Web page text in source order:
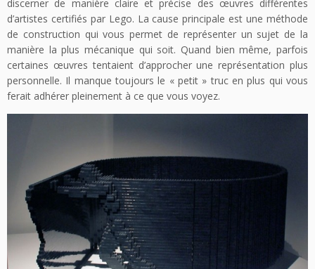
discerner de manière claire et précise des œuvres différentes
d’artistes certifiés par Lego. La cause principale est une méthode
de construction qui vous permet de représenter un sujet de la
manière la plus mécanique qui soit. Quand bien même, parfois
certaines œuvres tentaient d’approcher une représentation plus
personnelle. Il manque toujours le « petit » truc en plus qui vous
ferait adhérer pleinement à ce que vous voyez.